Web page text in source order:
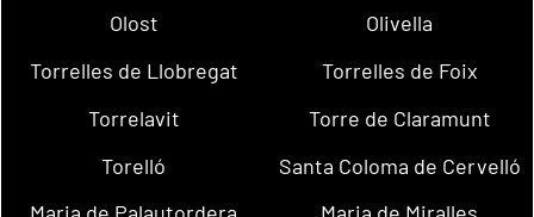
Olost
Olivella
Torrelles de Llobregat
Torrelles de Foix
Torrelavit
Torre de Claramunt
Torelló
Santa Coloma de Cervelló